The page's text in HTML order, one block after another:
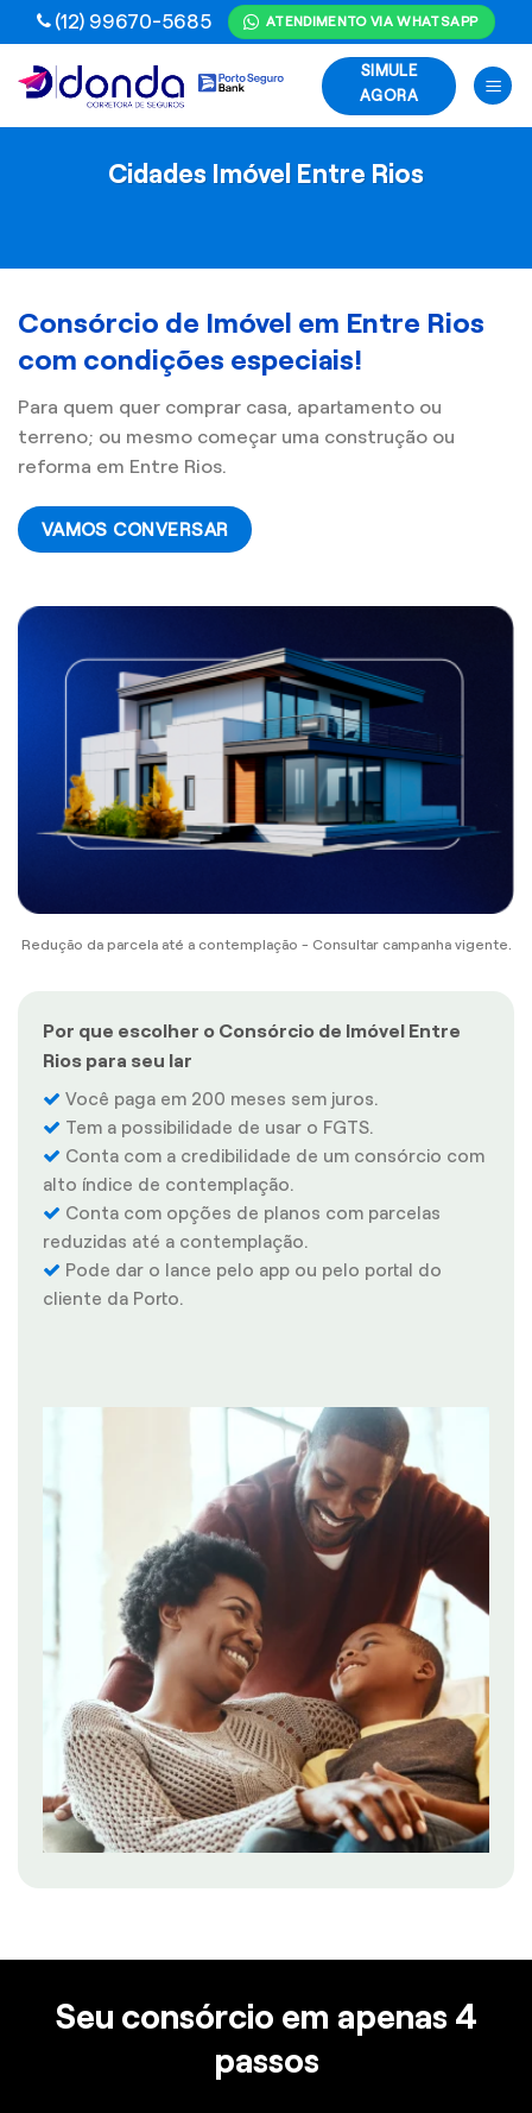
Skip
to
content
(12) 99670-5685 ATENDIMENTO VIA WHATSAPP
SIMULE
AGORA
Cidades Imóvel Entre Rios
Consórcio de Imóvel em Entre Rios
com condições especiais!
Para quem quer comprar casa, apartamento ou
terreno; ou mesmo começar uma construção ou
reforma em Entre Rios.
VAMOS CONVERSAR
Redução da parcela até a contemplação - Consultar campanha vigente.
Por que escolher o Consórcio de Imóvel Entre
Rios para seu lar
Você paga em 200 meses sem juros.
Tem a possibilidade de usar o FGTS.
Conta com a credibilidade de um consórcio com
alto índice de contemplação.
Conta com opções de planos com parcelas
reduzidas até a contemplação.
Pode dar o lance pelo app ou pelo portal do
cliente da Porto.
Seu consórcio em apenas 4
passos